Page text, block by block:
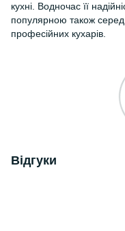
кухні. Водночас її
популярною також серед
професійних кухарів.
Відгуки